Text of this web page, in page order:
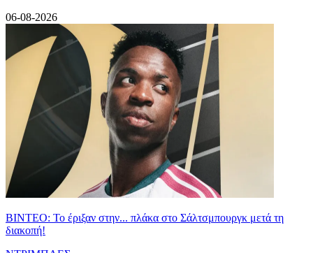
06-08-2026
ΒΙΝΤΕΟ: Το έριξαν στην... πλάκα στο Σάλτσμπουργκ μετά τη
διακοπή!